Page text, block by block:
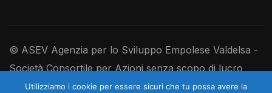
© ASEV Agenzia per lo Sviluppo Empolese Valdelsa -
Società Consortile per Azioni senza scopo di lucro
Ufficio Registro Imprese di Firenze, P.IVA e C.F.
Utilizziamo i cookie per essere sicuri che tu possa avere la